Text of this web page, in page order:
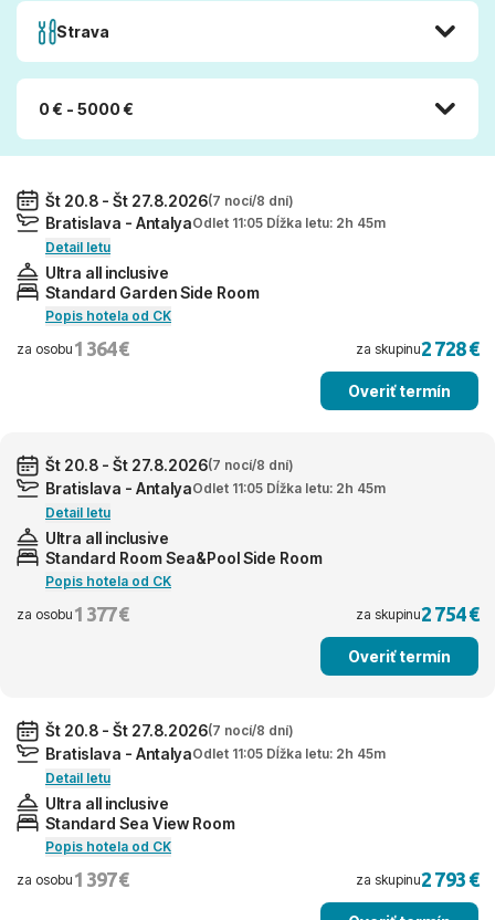
Strava
0 € - 5000 €
Št 20.8 - Št 27.8.2026(7 nocí/8 dní)
Bratislava - AntalyaOdlet 11:05 Dĺžka letu: 2h 45m
Detail letu
Ultra all inclusive
Standard Garden Side Room
Popis hotela od CK
za osobu 1 364 € za skupinu2 728 €
Overiť termín
Št 20.8 - Št 27.8.2026(7 nocí/8 dní)
Bratislava - AntalyaOdlet 11:05 Dĺžka letu: 2h 45m
Detail letu
Ultra all inclusive
Standard Room Sea&Pool Side Room
Popis hotela od CK
za osobu 1 377 € za skupinu2 754 €
Overiť termín
Št 20.8 - Št 27.8.2026(7 nocí/8 dní)
Bratislava - AntalyaOdlet 11:05 Dĺžka letu: 2h 45m
Detail letu
Ultra all inclusive
Standard Sea View Room
Popis hotela od CK
za osobu 1 397 € za skupinu2 793 €